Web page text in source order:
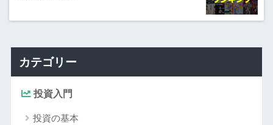
カテゴリー
投資入門
投資の基本